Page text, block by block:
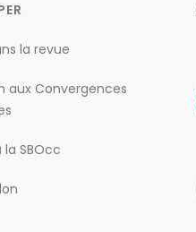
la revue
aux Convergences
SBOcc